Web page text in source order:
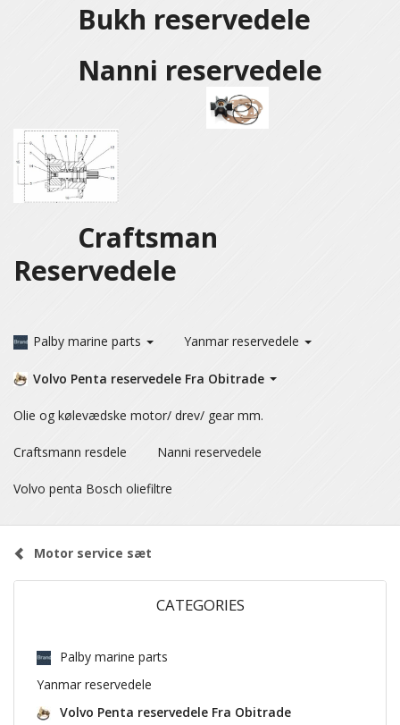
Bukh reservedele
Nanni reservedele
Craftsman
Reservedele
Palby marine parts Yanmar reservedele
Volvo Penta reservedele Fra Obitrade
Olie og kølevædske motor/ drev/ gear mm.
Craftsmann resdele Nanni reservedele
Volvo penta Bosch oliefiltre
Motor service sæt
CATEGORIES
Palby marine parts
Yanmar reservedele
Volvo Penta reservedele Fra Obitrade